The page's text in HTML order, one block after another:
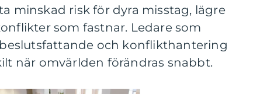
minskad risk för dyra misstag, lägre
som fastnar. Ledare som
och konflikthantering
när omvärlden förändras snabbt.